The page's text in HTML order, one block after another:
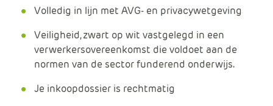
Volledig in lijn met AVG- en privacywetgeving
Veiligheid, zwart op wit vastgelegd in een
verwerkersovereenkomst die voldoet aan de
normen van de sector funderend onderwijs.
Je inkoopdossier is rechtmatig